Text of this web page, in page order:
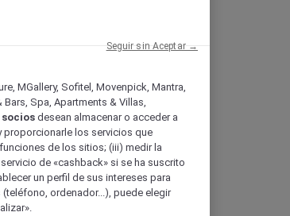
MGallery, Sofitel, Movenpick, Mantra,
Spa, Apartments & Villas,
socios desean almacenar o acceder a
proporcionarle los servicios que
de los sitios; (iii) medir la
de «cashback» si se ha suscrito
un perfil de sus intereses para
ordenador...), puede elegir
Seguir sin Aceptar →